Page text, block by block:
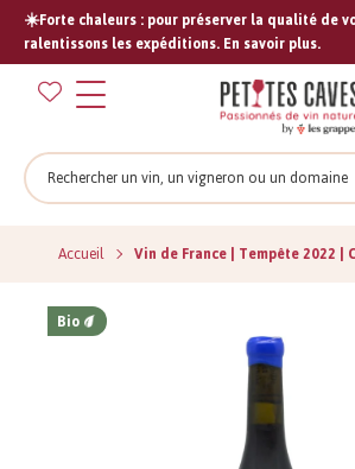
☀️Forte chaleurs : pour préserver la qualité de
ralentissons les expéditions. En savoir plus.
Rechercher
Accueil Vin de France | Tempête 2022 |
Bio